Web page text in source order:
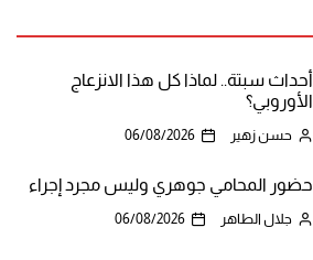
أحداث سبتة.. لماذا كل هذا الانزعاج
الأوروبي؟
حسن زهير 06/08/2026
حضور المحامي جوهري وليس مجرد إجراء
جلال الطاهر 06/08/2026